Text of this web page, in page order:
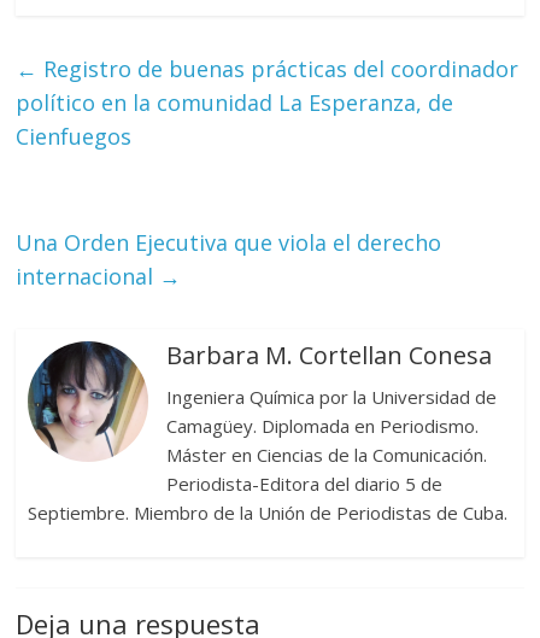
← Registro de buenas prácticas del coordinador
político en la comunidad La Esperanza, de
Cienfuegos
Una Orden Ejecutiva que viola el derecho
internacional →
Barbara M. Cortellan Conesa
Ingeniera Química por la Universidad de
Camagüey. Diplomada en Periodismo.
Máster en Ciencias de la Comunicación.
Periodista-Editora del diario 5 de
Septiembre. Miembro de la Unión de Periodistas de Cuba.
Deja una respuesta